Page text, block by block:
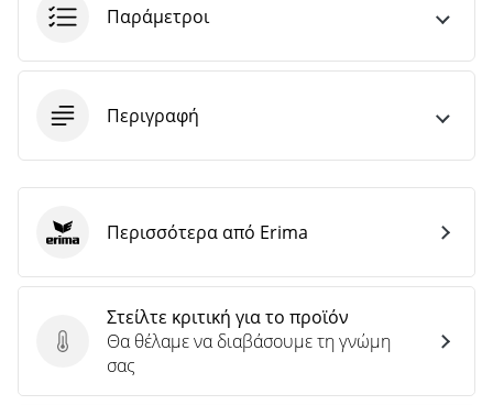
Παράμετροι
Περιγραφή
Στείλτε κριτική για το προϊόν
Στείλτε κριτική για το προϊόν
Θα θέλαμε να διαβάσουμε τη γνώμη
σας
Erima Περισσότερα από Erima